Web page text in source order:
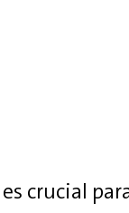
crucial